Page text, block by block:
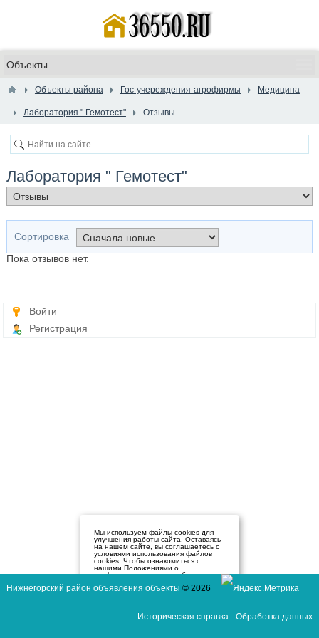
Объекты района Гос-учереждения-агрофирмы Медицина
​Лаборатория " Гемотест" Отзывы
​Лаборатория " Гемотест"
Сортировка
Пока отзывов нет.
Войти
Регистрация
Мы используем файлы cookies для
улучшения работы сайта. Оставаясь
на нашем сайте, вы соглашаетесь с
условиями использования файлов
cookies. Чтобы ознакомиться с
нашими Положениями о
конфиденциальности и об
нажмите здесь.
Нижнегорский район объявления объекты © 2026
Историческая справка Обработка данных